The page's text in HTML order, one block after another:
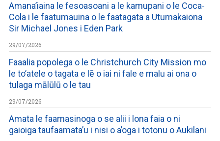
Amana’iaina le fesoasoani a le kamupani o le Coca-
Cola i le faatumauina o le faatagata a Utumakaiona
Sir Michael Jones i Eden Park
29/07/2026
Faaalia popolega o le Christchurch City Mission mo
le to’atele o tagata e lē o iai ni fale e malu ai ona o
tulaga mālūlū o le tau
29/07/2026
Amata le faamasinoga o se alii i lona faia o ni
gaioiga taufaamata’u i nisi o a’oga i totonu o Aukilani